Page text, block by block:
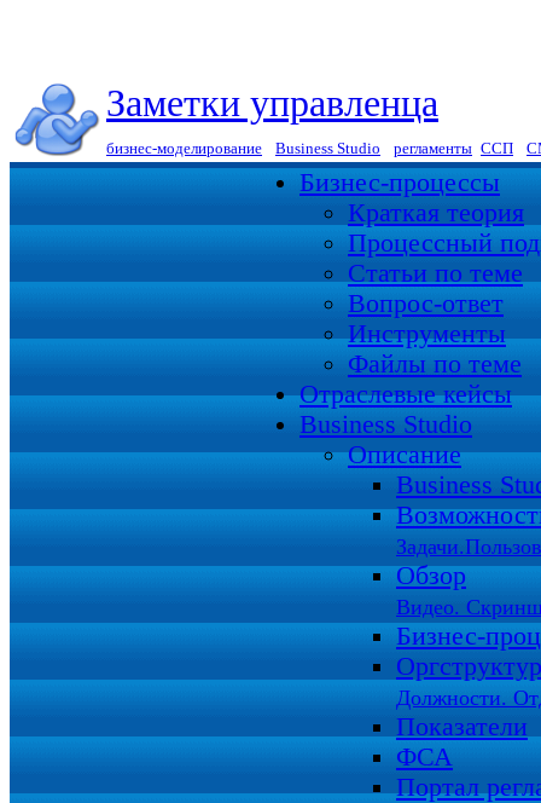
Заметки управленца
бизнес-моделирование Business Studio регламенты ССП
Бизнес-процессы
Краткая теория
Процессный
Статьи по теме
Вопрос-ответ
Инструменты
Файлы по теме
Отраслевые кейсы
Business Studio
Описание
Business
Обзор
Видео.
Бизнес-
Должности.
Показатели
ФСА
Портал